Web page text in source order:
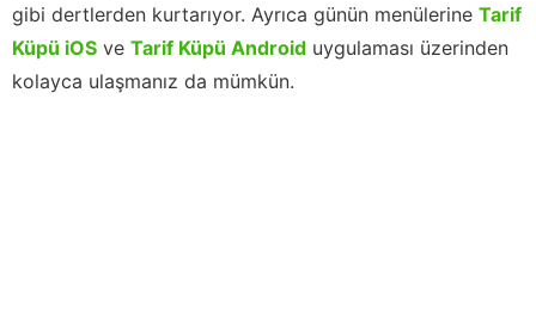
gibi dertlerden kurtarıyor. Ayrıca günün menülerine Tarif
Küpü iOS ve Tarif Küpü Android uygulaması üzerinden
kolayca ulaşmanız da mümkün.